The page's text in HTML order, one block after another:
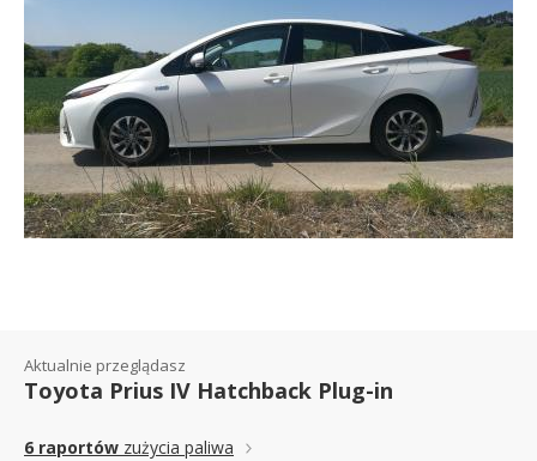
Aktualnie przeglądasz
Toyota Prius IV Hatchback Plug-in
6 raportów zużycia paliwa